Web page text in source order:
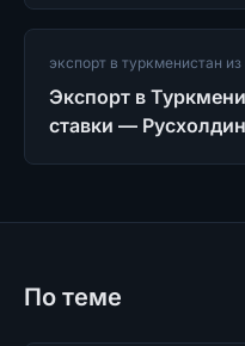
экспорт в туркменистан из
Экспорт в
ставки —
По теме